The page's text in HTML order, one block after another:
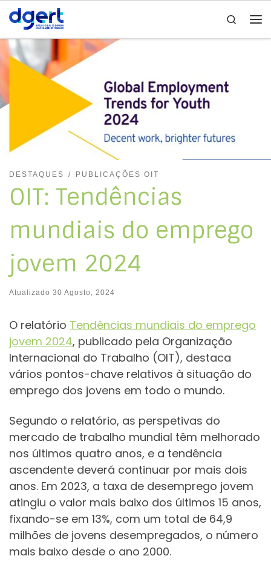
Skip to content
Search
DESTAQUES PUBLICAÇÕES OIT
OIT: Tendências
mundiais do emprego
jovem 2024
Atualizado 30 Agosto, 2024
O relatório Tendências mundiais do emprego
jovem 2024, publicado pela Organização
Internacional do Trabalho (OIT), destaca
vários pontos-chave relativos à situação do
emprego dos jovens em todo o mundo.
Segundo o relatório, as perspetivas do
mercado de trabalho mundial têm melhorado
nos últimos quatro anos, e a tendência
ascendente deverá continuar por mais dois
anos. Em 2023, a taxa de desemprego jovem
atingiu o valor mais baixo dos últimos 15 anos,
fixando-se em 13%, com um total de 64,9
milhões de jovens desempregados, o número
mais baixo desde o ano 2000.